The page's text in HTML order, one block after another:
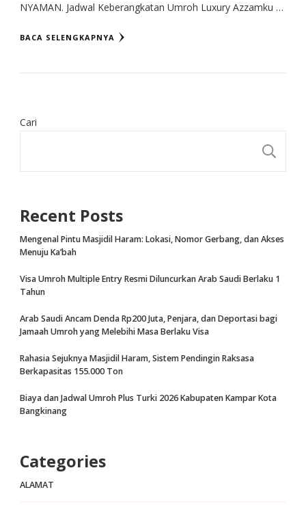
NYAMAN. Jadwal Keberangkatan Umroh Luxury Azzamku …
BACA SELENGKAPNYA
Cari
Recent Posts
Mengenal Pintu Masjidil Haram: Lokasi, Nomor Gerbang, dan Akses
Menuju Ka’bah
Visa Umroh Multiple Entry Resmi Diluncurkan Arab Saudi Berlaku 1
Tahun
Arab Saudi Ancam Denda Rp200 Juta, Penjara, dan Deportasi bagi
Jamaah Umroh yang Melebihi Masa Berlaku Visa
Rahasia Sejuknya Masjidil Haram, Sistem Pendingin Raksasa
Berkapasitas 155.000 Ton
Biaya dan Jadwal Umroh Plus Turki 2026 Kabupaten Kampar Kota
Bangkinang
Categories
ALAMAT